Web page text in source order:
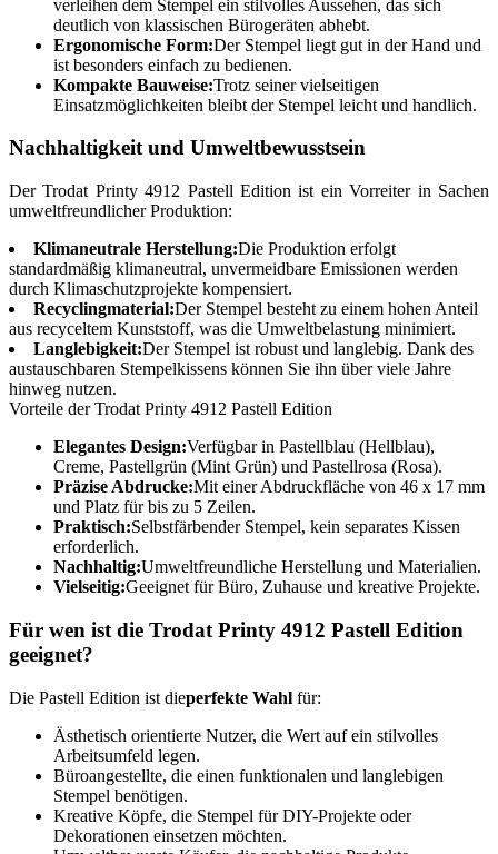
verleihen dem Stempel ein stilvolles Aussehen, das sich
deutlich von klassischen Bürogeräten abhebt.
Ergonomische Form:Der Stempel liegt gut in der Hand und
ist besonders einfach zu bedienen.
Kompakte Bauweise:Trotz seiner vielseitigen
Einsatzmöglichkeiten bleibt der Stempel leicht und handlich.
Nachhaltigkeit und Umweltbewusstsein
Der Trodat Printy 4912 Pastell Edition ist ein Vorreiter in Sachen
umweltfreundlicher Produktion:
Klimaneutrale Herstellung:Die Produktion erfolgt
standardmäßig klimaneutral, unvermeidbare Emissionen werden
durch Klimaschutzprojekte kompensiert.
Recyclingmaterial:Der Stempel besteht zu einem hohen Anteil
aus recyceltem Kunststoff, was die Umweltbelastung minimiert.
Langlebigkeit:Der Stempel ist robust und langlebig. Dank des
austauschbaren Stempelkissens können Sie ihn über viele Jahre
hinweg nutzen.
Vorteile der Trodat Printy 4912 Pastell Edition
Elegantes Design:Verfügbar in Pastellblau (Hellblau),
Creme, Pastellgrün (Mint Grün) und Pastellrosa (Rosa).
Präzise Abdrucke:Mit einer Abdruckfläche von 46 x 17 mm
und Platz für bis zu 5 Zeilen.
Praktisch:Selbstfärbender Stempel, kein separates Kissen
erforderlich.
Nachhaltig:Umweltfreundliche Herstellung und Materialien.
Vielseitig:Geeignet für Büro, Zuhause und kreative Projekte.
Für wen ist die Trodat Printy 4912 Pastell Edition
geeignet?
Die Pastell Edition ist dieperfekte Wahl für:
Ästhetisch orientierte Nutzer, die Wert auf ein stilvolles
Arbeitsumfeld legen.
Büroangestellte, die einen funktionalen und langlebigen
Stempel benötigen.
Kreative Köpfe, die Stempel für DIY-Projekte oder
Dekorationen einsetzen möchten.